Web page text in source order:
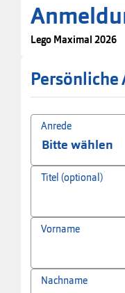
Lego Maximal 2026
Persönliche
Anrede
Titel (optional)
Vorname
Nachname